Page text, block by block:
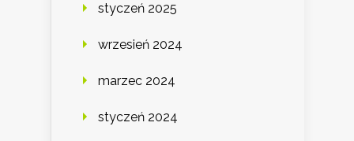
styczeń 2025
wrzesień 2024
marzec 2024
styczeń 2024